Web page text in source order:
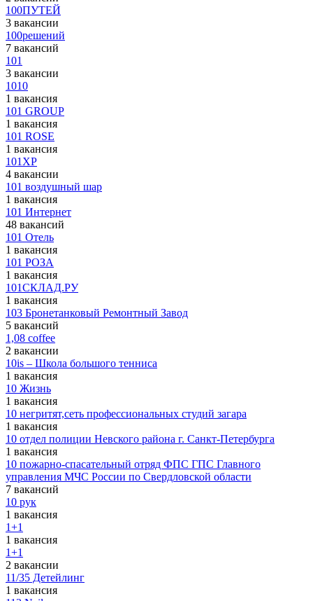
100ПУТЕЙ
3 вакансии
100решений
7 вакансий
101
3 вакансии
1010
1 вакансия
101 GROUP
1 вакансия
101 ROSE
1 вакансия
101XP
4 вакансии
101 воздушный шар
1 вакансия
101 Интернет
48 вакансий
101 Отель
1 вакансия
101 РОЗА
1 вакансия
101СКЛАД.РУ
1 вакансия
103 Бронетанковый Ремонтный Завод
5 вакансий
1,08 coffee
2 вакансии
10is – Школа большого тенниса
1 вакансия
10 Жизнь
1 вакансия
10 негритят,сеть профессиональных студий загара
1 вакансия
10 отдел полиции Невского района г. Санкт-Петербурга
1 вакансия
10 пожарно-спасательный отряд ФПС ГПС Главного
управления МЧС России по Свердловской области
7 вакансий
10 рук
1 вакансия
1+1
1 вакансия
1+1
2 вакансии
11/35 Детейлинг
1 вакансия